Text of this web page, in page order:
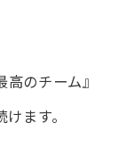
の​チーム』
ます。